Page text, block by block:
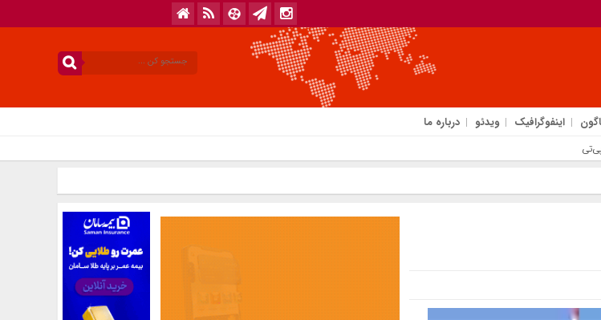
اینفوگرافیک ویدئو درباره ما